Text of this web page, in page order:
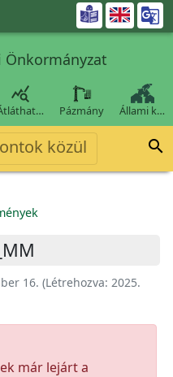

Önkormányzat

Pázmány Állami k…
közül 
16. (Létrehozva: 2025.
már lejárt a